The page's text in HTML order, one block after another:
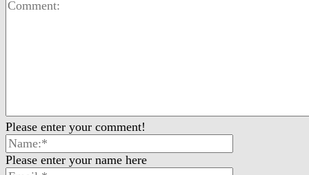
Please enter your comment!
Please enter your name here